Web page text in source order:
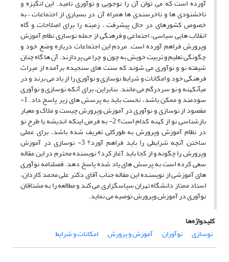
آورده است که می توان آن را نوجویی و نوآوری نامید. این انگیزه و
ناخشنودی ها و ناخرسندی ها همراه آن در بسیاری از اجتماعات – به
خصوص کشورهای در حال پیشرفت – زمینه را برای اصلاحات و گاه
انقلاب هایی سیاسی، اجتماعی و فرهنگی از جمله نوسازی نظام آموزش
وپرورش فراهم آورده است. مردم این اجتماعات درباره وضع خود و
چگونگی تعلیم و تربیت خویش به چون و چرا می پردازند. آن ها گاه چنان
شیفته نو و نوآوری می شوند که سنت های سنجیده برآمده از میراث
فرهنگی خود و امکانات و شرایط نوسازی و نوآوری را از یاد می برند و در
میآنکهنه و نو سردرگم می مانند. بنابراین، برای آنکه نوسازی و نوآوری
سودمند و ممکن باشد، نخست باید به پرسش های زیر پاسخ داد. 1-
مقصود از نوسازی و نوآوری در آموزش وپرورش چیست و ملاک و معیار
بازشناسی نو از کهنه کدام است؟ 2- به فرض اینکه اندیشه یا طرح نو
در نظام آموزش وپرورش به طورکلی تعریف شده باشد، برای عملی
ساختن آنچه شرایطی را باید فراهم آورد؟ 3- نوسازی در آموزش
وپرورش را چگونه و از کجا باید آغاز کرد؟ نویسنده محترم در این مقاله
سعی کرده است به پرسش های یاد شده پاسخ دهد. فصلنامه نوآوری
های آموزشی از نویسنده این مقاله جناب آقای دکتر علی محمد کاردان،
استاد ممتاز دانشگاه تهران سپاسگزاری می کند و مطالعه را به مشتاقان
نوآوری در آموزش وپرورش توصیه می نماید.
کلیدواژه‌ها
نوسازی
نوآوران آموزش و پرورش امکانات و شرایط